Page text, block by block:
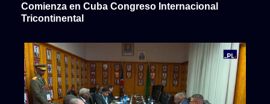
Comienza en Cuba Congreso Internacional
Tricontinental